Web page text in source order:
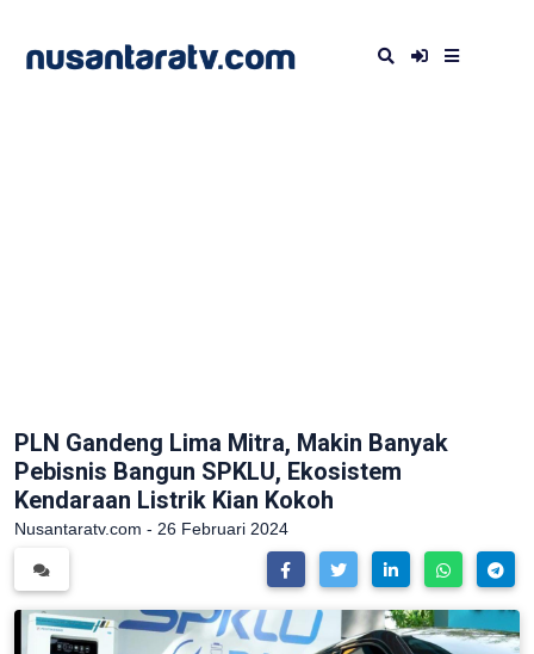
PLN Gandeng Lima Mitra, Makin Banyak
Pebisnis Bangun SPKLU, Ekosistem
Kendaraan Listrik Kian Kokoh
Nusantaratv.com - 26 Februari 2024